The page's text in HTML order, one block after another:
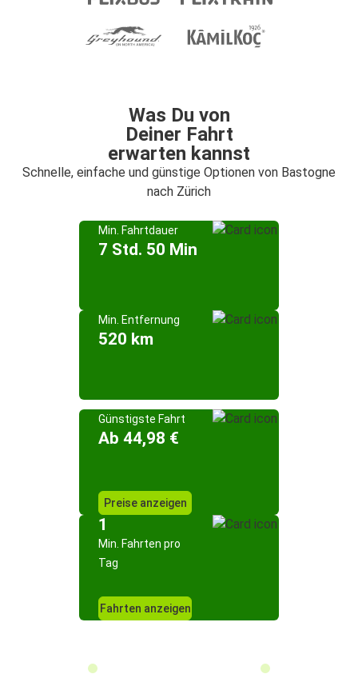
Was Du von
Deiner Fahrt
erwarten kannst
Schnelle, einfache und günstige Optionen von Bastogne
nach Zürich
Min. Fahrtdauer
7 Std. 50 Min
Min. Entfernung
520 km
Günstigste Fahrt
Ab 44,98 €
Preise anzeigen
1
Min. Fahrten pro
Tag
Fahrten anzeigen